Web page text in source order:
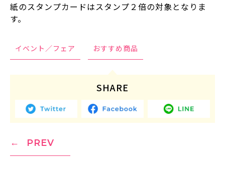
紙のスタンプカードはスタンプ２倍の対象となりま
す。
イベント／フェア おすすめ商品
SHARE
PREV